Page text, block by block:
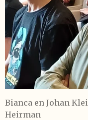
Bianca en Johan
Heirman